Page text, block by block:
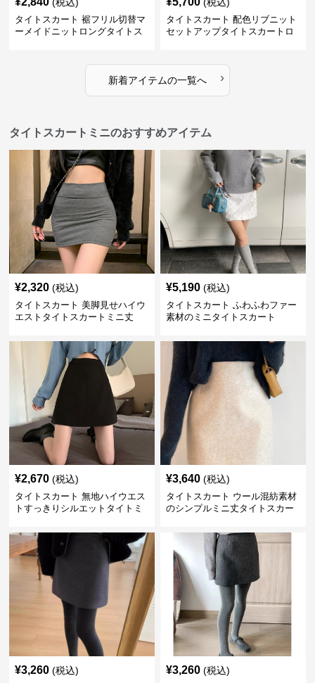
タイトスカート 裾フリル切替マ
ーメイドニットロングタイトス
タイトスカート 配色リブニット
セットアップタイトスカートロ
新着アイテムの一覧へ ›
タイトスカートミニのおすすめアイテム
¥2,320 (税込)
タイトスカート 美脚見せハイウ
エストタイトスカートミニ丈
¥5,190 (税込)
タイトスカート ふわふわファー
素材のミニタイトスカート
¥2,670 (税込)
タイトスカート 無地ハイウエス
トすっきりシルエットタイトミ
¥3,640 (税込)
タイトスカート ウール混紡素材
のシンプルミニ丈タイトスカー
¥3,260 (税込) ¥3,260 (税込)